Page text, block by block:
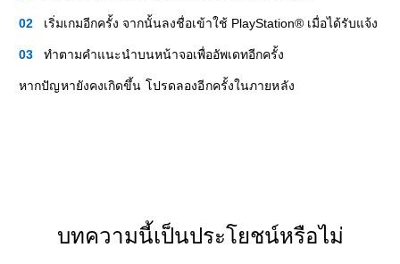
เริ่มเกมอีกครั้ง จากนั้นลงชื่อเข้าใช้ PlayStation® เมื่อได้รับแจ้ง
ทำตามคำแนะนำบนหน้าจอเพื่ออัพเดทอีกครั้ง
หากปัญหายังคงเกิดขึ้น โปรดลองอีกครั้งในภายหลัง
บทความนี้เป็นประโยชน์หรือไม่